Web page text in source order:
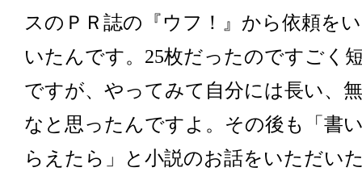
スのＰＲ誌の『ウフ！』から依頼を
いたんです。25枚だったのですごく
ですが、やってみて自分には長い、
なと思ったんですよ。その後も「書
らえたら」と小説のお話をいただい